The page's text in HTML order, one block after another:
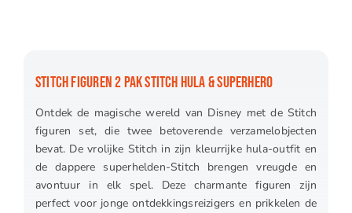
STITCH FIGUREN 2 PAK STITCH HULA & SUPERHERO
Ontdek de magische wereld van Disney met de Stitch
figuren set, die twee betoverende verzamelobjecten
bevat. De vrolijke Stitch in zijn kleurrijke hula-outfit en
de dappere superhelden-Stitch brengen vreugde en
avontuur in elk spel. Deze charmante figuren zijn
perfect voor jonge ontdekkingsreizigers en prikkelen de